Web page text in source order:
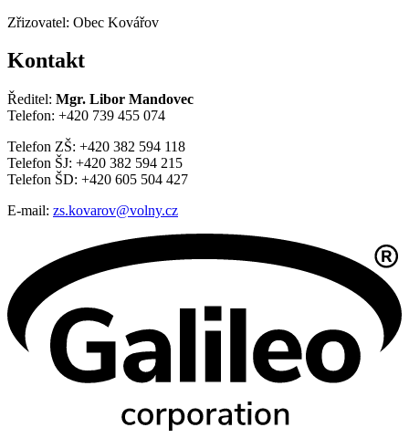
Zřizovatel: Obec Kovářov
Kontakt
Ředitel: Mgr. Libor Mandovec
Telefon: +420 739 455 074
Telefon ZŠ: +420 382 594 118
Telefon ŠJ: +420 382 594 215
Telefon ŠD: +420 605 504 427
E-mail: zs.kovarov@volny.cz